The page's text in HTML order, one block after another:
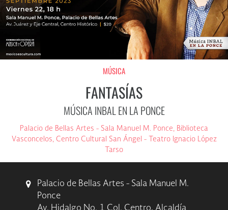
MÚSICA
FANTASÍAS
MÚSICA INBAL EN LA PONCE
Palacio de Bellas Artes - Sala Manuel M. Ponce, Biblioteca
Vasconcelos, Centro Cultural San Ángel - Teatro Ignacio López
Tarso
Palacio de Bellas Artes - Sala Manuel M.
Ponce